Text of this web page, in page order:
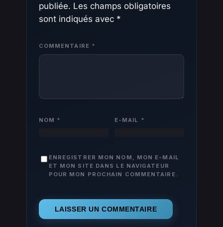
publiée. Les champs obligatoires
sont indiqués avec *
COMMENTAIRE *
NOM * E-MAIL *
ENREGISTRER MON NOM, MON E-MAIL
ET MON SITE DANS LE NAVIGATEUR
POUR MON PROCHAIN COMMENTAIRE.